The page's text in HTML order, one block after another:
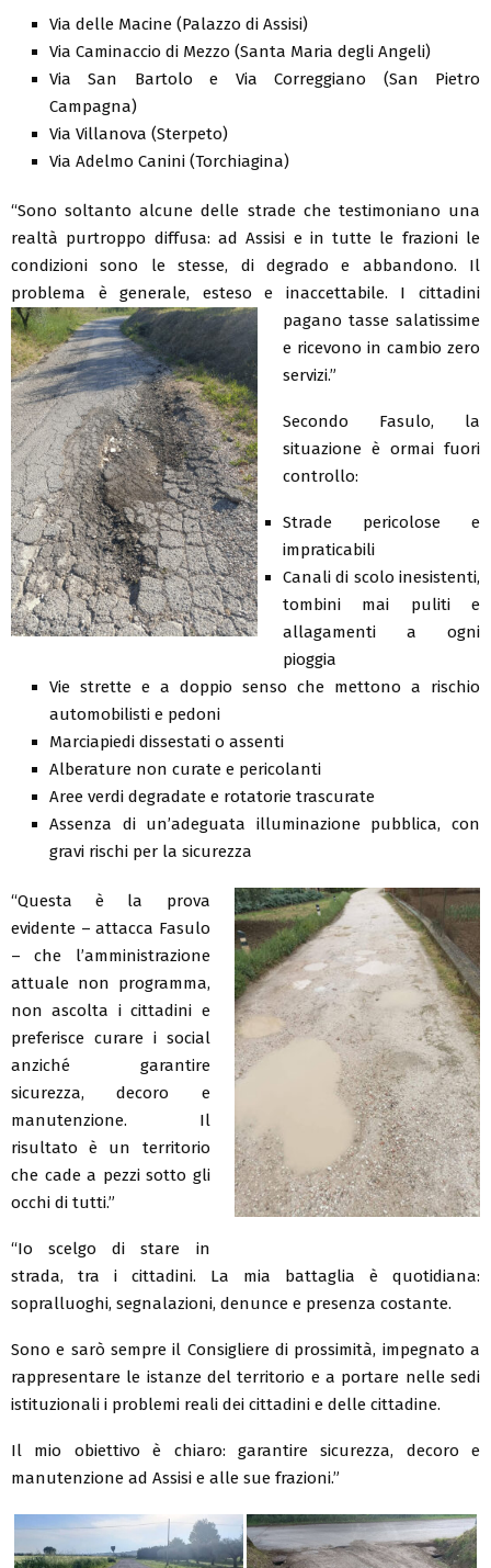
Via delle Macine (Palazzo di Assisi)
Via Caminaccio di Mezzo (Santa Maria degli Angeli)
Via San Bartolo e Via Correggiano (San Pietro
Campagna)
Via Villanova (Sterpeto)
Via Adelmo Canini (Torchiagina)
“Sono soltanto alcune delle strade che testimoniano una
realtà purtroppo diffusa: ad Assisi e in tutte le frazioni le
condizioni sono le stesse, di degrado e abbandono. Il
problema è generale, esteso e inaccettabile. I cittadini
pagano tasse salatissime
e ricevono in cambio zero
servizi.”
Secondo Fasulo, la
situazione è ormai fuori
controllo:
Strade pericolose e
impraticabili
Canali di scolo inesistenti,
tombini mai puliti e
allagamenti a ogni
pioggia
Vie strette e a doppio senso che mettono a rischio
automobilisti e pedoni
Marciapiedi dissestati o assenti
Alberature non curate e pericolanti
Aree verdi degradate e rotatorie trascurate
Assenza di un’adeguata illuminazione pubblica, con
gravi rischi per la sicurezza
“Questa è la prova
evidente – attacca Fasulo
– che l’amministrazione
attuale non programma,
non ascolta i cittadini e
preferisce curare i social
anziché garantire
sicurezza, decoro e
manutenzione. Il
risultato è un territorio
che cade a pezzi sotto gli
occhi di tutti.”
“Io scelgo di stare in
strada, tra i cittadini. La mia battaglia è quotidiana:
sopralluoghi, segnalazioni, denunce e presenza costante.
Sono e sarò sempre il Consigliere di prossimità, impegnato a
rappresentare le istanze del territorio e a portare nelle sedi
istituzionali i problemi reali dei cittadini e delle cittadine.
Il mio obiettivo è chiaro: garantire sicurezza, decoro e
manutenzione ad Assisi e alle sue frazioni.”